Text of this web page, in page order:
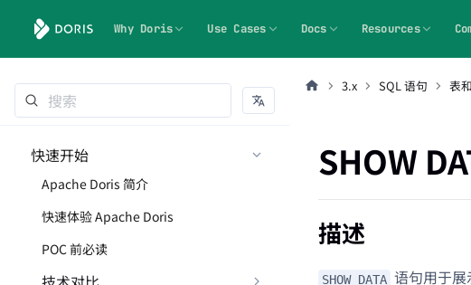
Why Doris Use Cases Docs Resources
快速开始
Apache Doris 简介
快速体验 Apache Doris
POC 前必读
3.x SQL 语句 表
SHOW
描述
SHOW DATA 语句用于展